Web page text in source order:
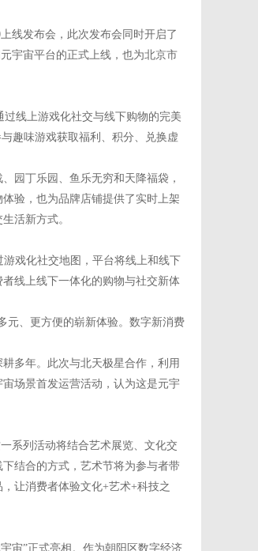
线发布会，此次发布会同时开启了
宇宙平台的正式上线，也为北京市
线上游戏化社交与线下购物的完美
趣味游戏获取福利、积分、兑换虚
园丁乐园、鱼乐无穷和天降福袋，
验，也为品牌店铺提供了实时上架
活新方式。
戏化社交地图，平台将线上和线下
线上线下一体化的购物与社交新体
元、更方便的崭新体验。数字新消费
多年。此次与北天极星合作，利用
场景首发运营活动，认为这是元宇
系列活动将结合艺术展览、文化交
结合的方式，艺术节将为参与者带
让消费者体验文化+艺术+科技之
宙”正式亮相。作为朝阳区数字经济